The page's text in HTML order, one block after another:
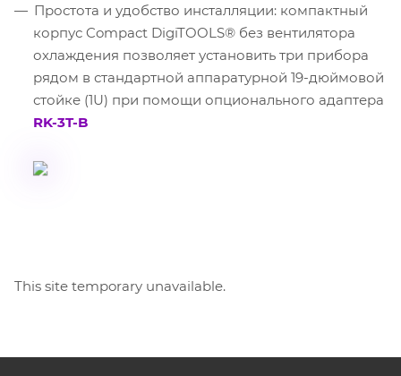
Простота и удобство инсталляции: компактный
корпус Compact DigiTOOLS® без вентилятора
охлаждения позволяет установить три прибора
рядом в стандартной аппаратурной 19-дюймовой
стойке (1U) при помощи опционального адаптера
RK-3T-B
This site temporary unavailable.